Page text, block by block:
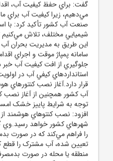
گفت: براي حفظ کيفيت آب،
مي‌دهيم، زيرا کيفيت آب
صنعت آب کشور تأکيد کرد: با
شيميايي مختلف، تلاش مي‌کنيم
اين طريق به مديريت بحران
سامانه پمپاژ موقت و اجراي
جلوگيري از افت کيفيت آب خبر
استاندارد‌هاي کيفي آب در
قرار دارد.آغاز نصب
آب کشور همچنين از آغاز نصب
توجه به شرايط پاييز خشک
افزود: نصب کنتوهاي هوشمند
شهر‌هاي کشور خواهد رسيد.وي
را فراهم مي‌کند که در صورت
تعيين شده، آب مشترک را قطع
منطقه يا محله در صورت